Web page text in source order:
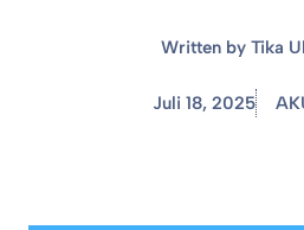
Written by Tika
Juli 18, 2025